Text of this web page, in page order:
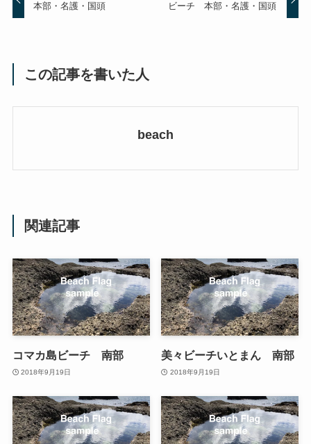
本部・名護・国頭
ビーチ 本部・名護・国頭
この記事を書いた人
beach
関連記事
コマカ島ビーチ 南部
2018年9月19日
美々ビーチいとまん 南部
2018年9月19日